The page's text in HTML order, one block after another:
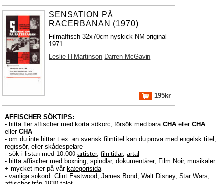
SENSATION PÅ
RACERBANAN (1970)
Filmaffisch 32x70cm nyskick NM original
1971
Leslie H Martinson Darren McGavin
195kr
AFFISCHER SÖKTIPS:
- hitta fler affischer med korta sökord, försök med bara CHA eller CHA
eller CHA
- om du inte hittar t.ex. en svensk filmtitel kan du prova med engelsk titel,
regissör, eller skådespelare
- sök i listan med 10.000 artister, filmtitlar, årtal
- hitta affischer med boxning, spindlar, dokumentärer, Film Noir, musikaler
+ mycket mer på vår kategorisida
- vanliga sökord: Clint Eastwood, James Bond, Walt Disney, Star Wars,